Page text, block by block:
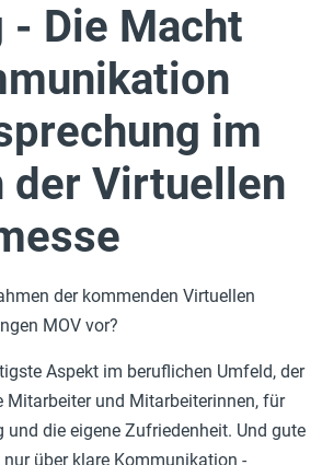
- Die Macht
im
der Virtuellen
der kommenden Virtuellen
MOV vor?
Aspekt im beruflichen Umfeld, der
Mitarbeiter und Mitarbeiterinnen, für
und die eigene Zufriedenheit. Und gute
über klare Kommunikation -